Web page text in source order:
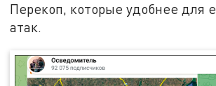
Перекоп, которые удобнее для
атак.